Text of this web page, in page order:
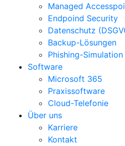
Managed
Endpoind Security
Datenschutz
Backup-Lösungen
Phishing-Simulation
Software
Microsoft 365
Praxissoftware
Cloud-Telefonie
Über uns
Karriere
Kontakt